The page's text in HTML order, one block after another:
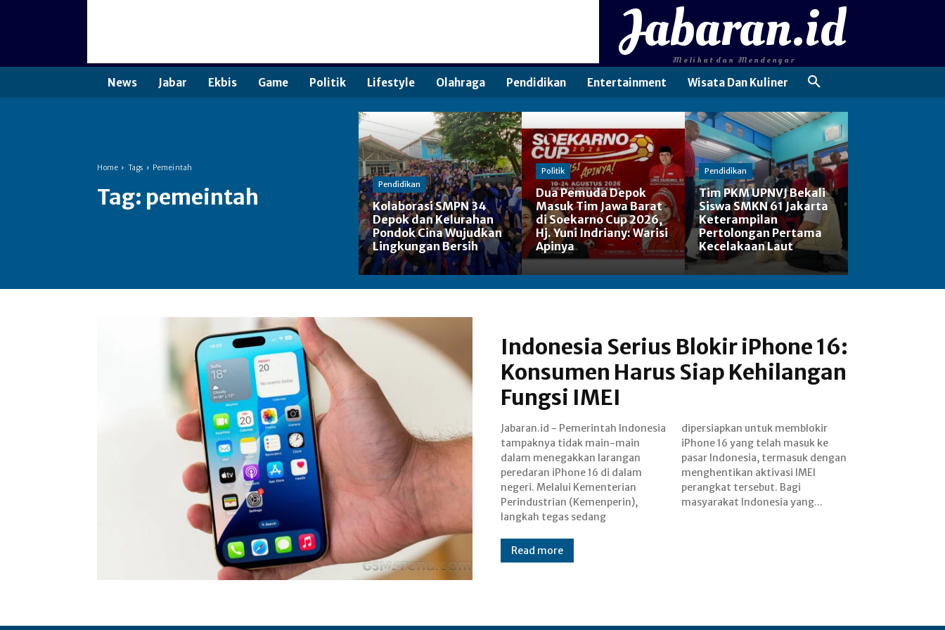
Jabaran.id
Melihat dan Mendengar
News Jabar Ekbis Game Politik Lifestyle Olahraga Pendidikan Entertainment Wisata Dan Kuliner
Home Tags Pemeintah
Tag: pemeintah Pendidikan
Kolaborasi SMPN 34
Depok dan Kelurahan
Pondok Cina Wujudkan
Lingkungan Bersih
Politik
Dua Pemuda Depok
Masuk Tim Jawa Barat
di Soekarno Cup 2026,
Hj. Yuni Indriany: Warisi
Apinya
Pendidikan
Tim PKM UPNVJ Bekali
Siswa SMKN 61 Jakarta
Keterampilan
Pertolongan Pertama
Kecelakaan Laut
Indonesia Serius Blokir iPhone 16:
Konsumen Harus Siap Kehilangan
Fungsi IMEI
Jabaran.id - Pemerintah Indonesia
tampaknya tidak main-main
dalam menegakkan larangan
peredaran iPhone 16 di dalam
negeri. Melalui Kementerian
Perindustrian (Kemenperin),
langkah tegas sedang
dipersiapkan untuk memblokir
iPhone 16 yang telah masuk ke
pasar Indonesia, termasuk dengan
menghentikan aktivasi IMEI
perangkat tersebut. Bagi
masyarakat Indonesia yang...
Read more